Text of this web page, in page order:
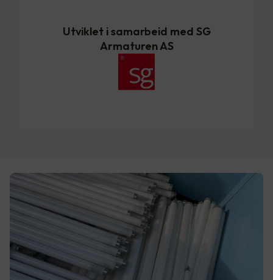
Utviklet i samarbeid med SG
Armaturen AS